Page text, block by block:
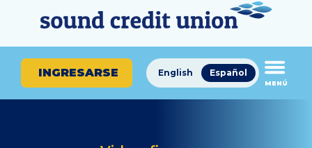
contenido
sesión
banca
en
Número de ruta
325183220
¿En
qué
podemos
ayudarle
a
encontrar?
Español
English
INGRESARSE
MENÚ